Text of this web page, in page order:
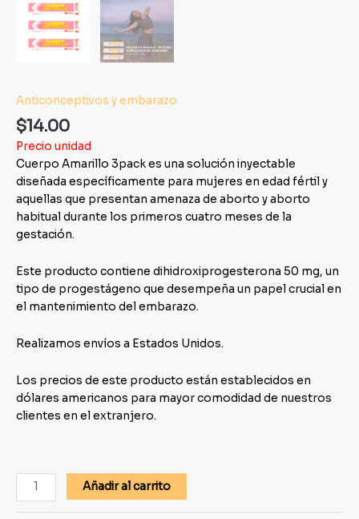
Anticonceptivos y embarazo
$14.00
Precio unidad
Cuerpo Amarillo 3pack es una solución inyectable
diseñada específicamente para mujeres en edad fértil y
aquellas que presentan amenaza de aborto y aborto
habitual durante los primeros cuatro meses de la
gestación.
Este producto contiene dihidroxiprogesterona 50 mg, un
tipo de progestágeno que desempeña un papel crucial en
el mantenimiento del embarazo.
Realizamos envíos a Estados Unidos.
Los precios de este producto están establecidos en
dólares americanos para mayor comodidad de nuestros
clientes en el extranjero.
Añadir al carrito